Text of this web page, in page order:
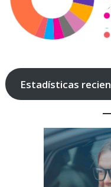
Estadísticas